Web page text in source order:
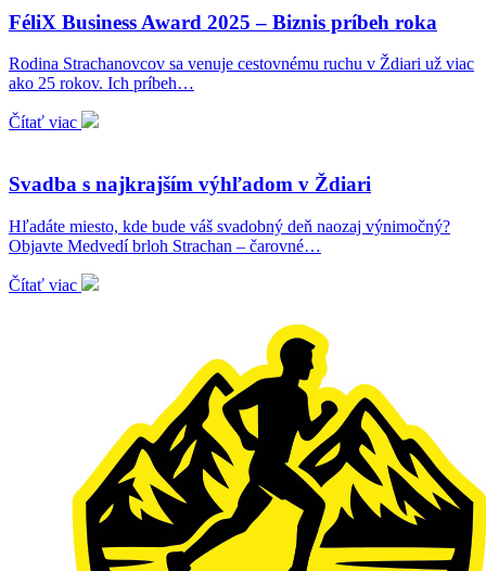
FéliX Business Award 2025 – Biznis príbeh roka
Rodina Strachanovcov sa venuje cestovnému ruchu v Ždiari už viac
ako 25 rokov. Ich príbeh…
Čítať viac
Svadba s najkrajším výhľadom v Ždiari
Hľadáte miesto, kde bude váš svadobný deň naozaj výnimočný?
Objavte Medvedí brloh Strachan – čarovné…
Čítať viac